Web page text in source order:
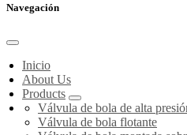
Navegación
Inicio
About Us
Products
Válvula de bola de alta
Válvula de bola flotante